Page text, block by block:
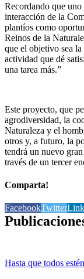
Recordando que
interacción de la
plantíos como
Reinos de la
que el objetivo sea
actividad que dé
una tarea más.”
Este proyecto, que
agrodiversidad, la
Naturaleza y el
otros y, a futuro, la
tendrá un nuevo
través de un tercer
Comparta!
FacebookTwitter
Hasta que todos